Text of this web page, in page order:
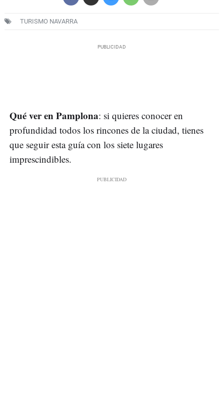
TURISMO NAVARRA
Qué ver en Pamplona: si quieres conocer en
profundidad todos los rincones de la ciudad, tienes
que seguir esta guía con los siete lugares
imprescindibles.